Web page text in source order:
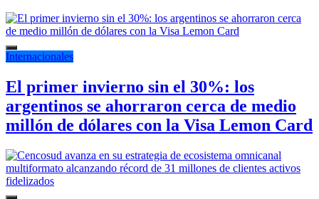
Internacionales
El primer invierno sin el 30%: los
argentinos se ahorraron cerca de medio
millón de dólares con la Visa Lemon Card